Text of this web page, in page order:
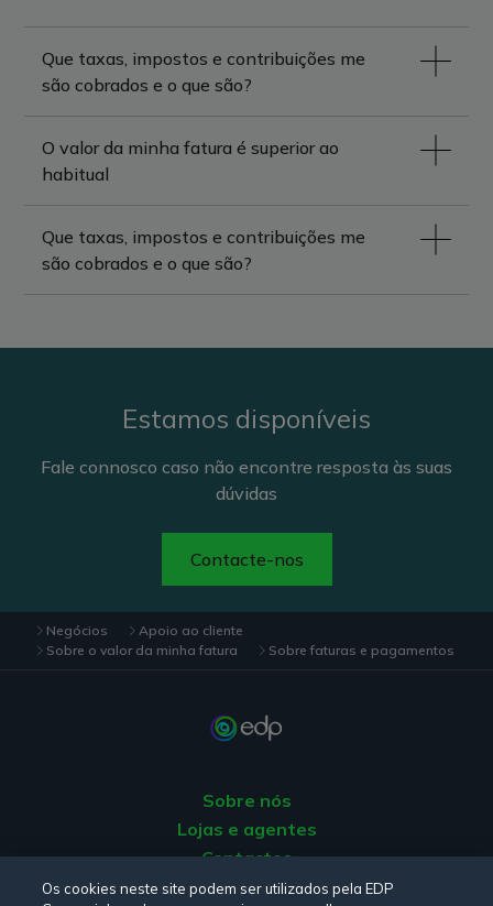
Que taxas, impostos e contribuições me
são cobrados e o que são?
O valor da minha fatura é superior ao
habitual
Que taxas, impostos e contribuições me
são cobrados e o que são?
Estamos disponíveis
Fale connosco caso não encontre resposta às suas
dúvidas
Contacte-nos
Negócios
Apoio ao cliente
Sobre o valor da minha fatura
Sobre faturas e pagamentos
Sobre nós
Lojas e agentes
Contactos
Apoio ao Cliente
Os cookies neste site podem ser utilizados pela EDP